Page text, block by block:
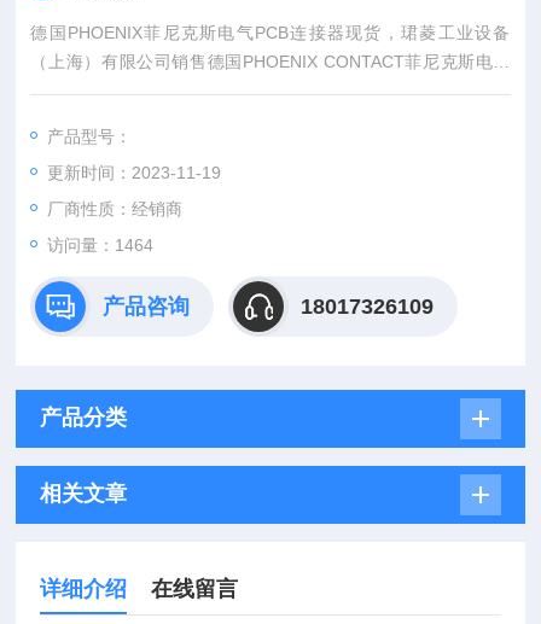
德国PHOENIX菲尼克斯电气PCB连接器现货，珺菱工业设备
（上海）有限公司销售德国PHOENIX CONTACT菲尼克斯电气
全系列产品，部分菲尼克斯型号库存现货，价格好，PHOENIX
产品型号：
更新时间：2023-11-19
厂商性质：经销商
访问量：1464
产品咨询 18017326109
产品分类
相关文章
详细介绍 在线留言